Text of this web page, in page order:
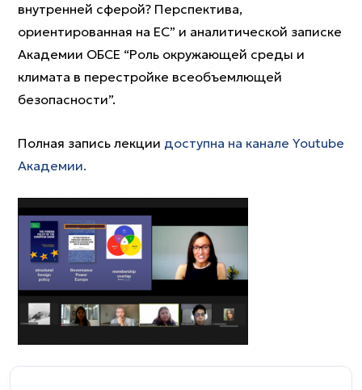
внутренней сферой? Перспектива,
ориентированная на ЕС” и аналитической записке
Академии ОБСЕ “Роль окружающей среды и
климата в перестройке всеобъемлющей
безопасности”.
Полная запись лекции доступна на канале Youtube
Академии.